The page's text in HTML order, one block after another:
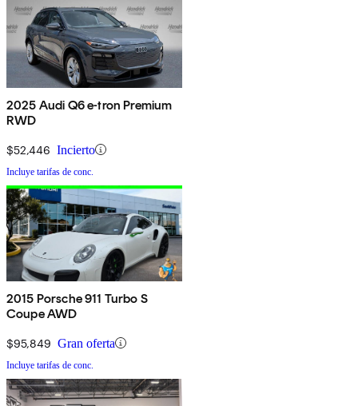
2025 Audi Q6 e-tron Premium
RWD
$52,446 Incierto
Incluye tarifas de conc.
2015 Porsche 911 Turbo S
Coupe AWD
$95,849 Gran oferta
Incluye tarifas de conc.